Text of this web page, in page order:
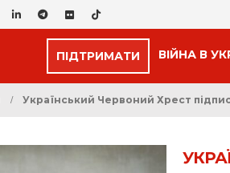
ПІДТРИМАТИ ВІЙНА В
Український Червоний Хрест